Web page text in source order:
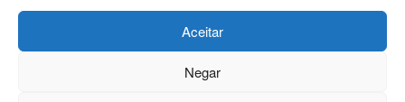
Aceitar
Negar
Política Editorial do InstantBA
Política de Privacidade